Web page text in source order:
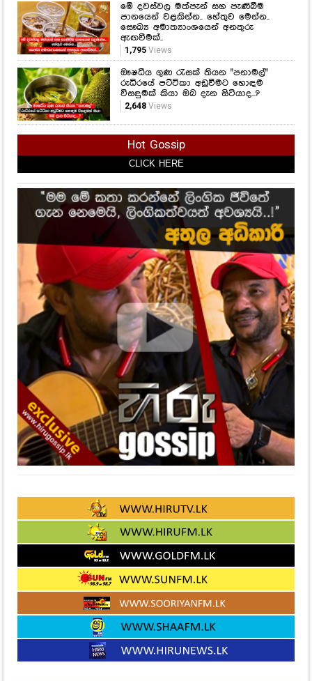
මේ දවස්වල මත්පැන් සහ පැණිබීම
පානයෙන් වළකින්න.. හේතුව මෙන්න..
සෞඛ්‍ය අමාත්‍යාංශයෙන් අනතුරු
ඇඟවීමක්..
1,795Views
ඖෂධීය ගුණ රැසක් තියන "පනාමල්"
රුධිරයේ පට්ටිකා අඩුවීමට හොඳම
විසඳුමක් කියා ඔබ දැන සිටියාද...?
2,648Views
Hot Gossip
CLICK HERE